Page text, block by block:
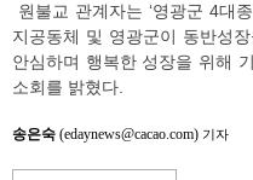
원불교 관계자는 ‘영광군 4대
지공동체 및 영광군이 동반성
안심하며 행복한 성장을 위해
소회를 밝혔다.
송은숙 (edaynews@cacao.com) 기자